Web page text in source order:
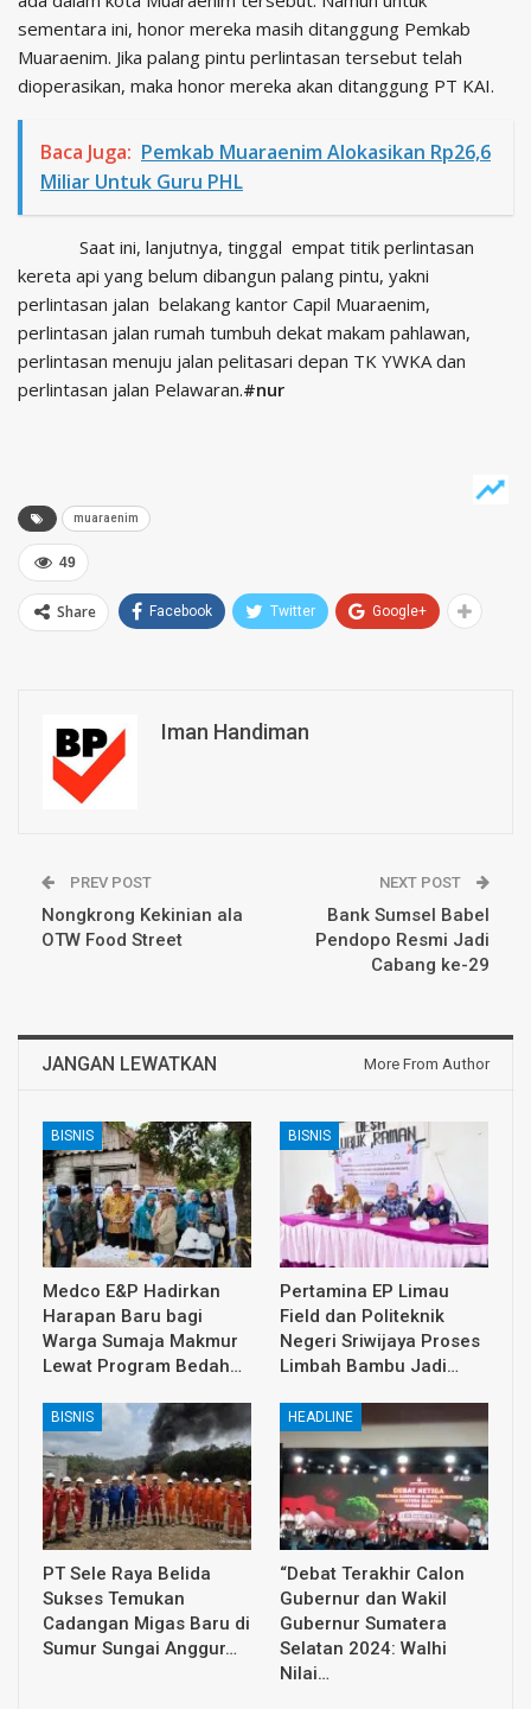
sementara ini, honor mereka masih ditanggung Pemkab
Muaraenim. Jika palang pintu perlintasan tersebut telah
dioperasikan, maka honor mereka akan ditanggung PT KAI.
Baca Juga: Pemkab Muaraenim Alokasikan Rp26,6
Miliar Untuk Guru PHL
Saat ini, lanjutnya, tinggal empat titik perlintasan
kereta api yang belum dibangun palang pintu, yakni
perlintasan jalan belakang kantor Capil Muaraenim,
perlintasan jalan rumah tumbuh dekat makam pahlawan,
perlintasan menuju jalan pelitasari depan TK YWKA dan
perlintasan jalan Pelawaran.#nur
muaraenim
49
Share Facebook Twitter Google+
Iman Handiman
PREV POST
Nongkrong Kekinian ala
OTW Food Street
NEXT POST
Bank Sumsel Babel
Pendopo Resmi Jadi
Cabang ke-29
JANGAN LEWATKAN More From Author
BISNIS
Medco E&P Hadirkan
Harapan Baru bagi
Warga Sumaja Makmur
Lewat Program Bedah…
BISNIS
Pertamina EP Limau
Field dan Politeknik
Negeri Sriwijaya Proses
Limbah Bambu Jadi…
BISNIS
PT Sele Raya Belida
Sukses Temukan
Cadangan Migas Baru di
Sumur Sungai Anggur…
HEADLINE
“Debat Terakhir Calon
Gubernur dan Wakil
Gubernur Sumatera
Selatan 2024: Walhi
Nilai…